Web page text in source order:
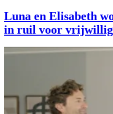
Luna en Elisabeth
in ruil voor